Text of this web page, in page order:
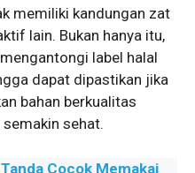
memiliki kandungan zat
lain. Bukan hanya itu,
label halal
dapat dipastikan jika
bahan berkualitas
sehat.
Cocok Memakai